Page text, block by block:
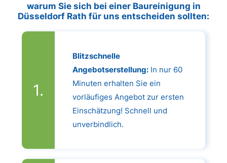
warum Sie sich bei einer Baureinigung in
Düsseldorf Rath für uns entscheiden sollten:
Blitzschnelle
Angebotserstellung:In nur 60
Minuten erhalten Sie ein
vorläufiges Angebot zur ersten
Einschätzung! Schnell und
unverbindlich.